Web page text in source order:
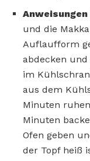
und die
Auflaufform
abdecken
im
aus dem
Minuten
Minuten
Ofen geben
der Topf heiß